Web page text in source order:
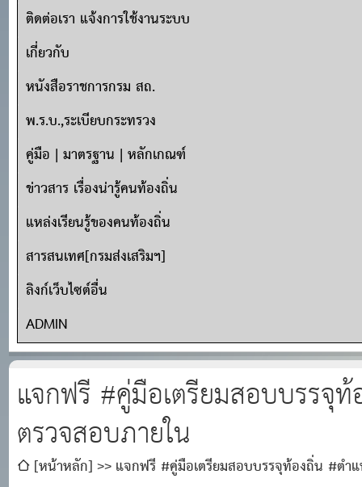
ติดต่อเรา แจ้งการใช้งานระบบ
เกี่ยวกับ
หนังสือราชการกรม สถ.
พ.ร.บ.,ระเบียบกระทรวง
คู่มือ | มาตรฐาน | หลักเกณฑ์
ข่าวสาร เรื่องน่ารู้คนท้องถิ่น
แหล่งเรียนรู้ของคนท้องถิ่น
สารสนเทศ[กรมส่งเสริมฯ]
ลิงก์เว็บไซต์อื่น
ADMIN
แจกฟรี #คู่มือเตรียมสอบบรรจุ
ตรวจสอบภายใน
[หน้าหลัก] แจกฟรี #คู่มือเตรียมสอบบรรจุท้องถิ่น #ตำ